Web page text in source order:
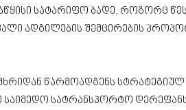
სატარიფო ბადე, როგორც
ადგილების შემცირების
წარმოადგენს სტრატეგიულ
საიმედო სატრანსპორტო